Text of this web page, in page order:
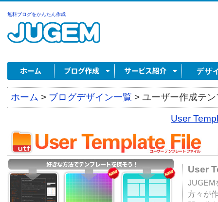
無料ブログをかんたん作成
ホーム > ブログデザイン一覧 > ユーザー作成テ
User
User
JUGEM
方々が